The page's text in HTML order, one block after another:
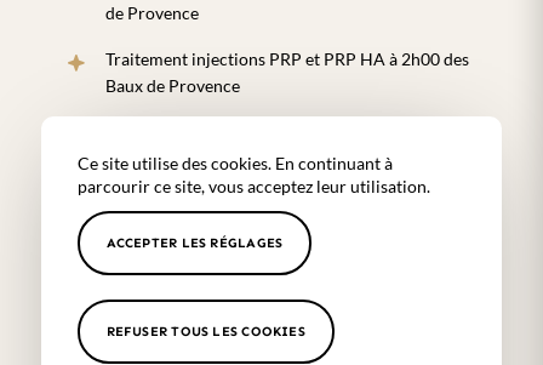
de Provence
Traitement injections PRP et PRP HA à 2h00 des
Baux de Provence
Provence
des Baux de Provence
Séances de cryolipolyse à 2h00 des Baux de
Provence
Traitement raffermissant du corps à 2h00 des
Ce site utilise des cookies. En continuant à
parcourir ce site, vous acceptez leur utilisation.
ACCEPTER LES RÉGLAGES
REFUSER TOUS LES COOKIES